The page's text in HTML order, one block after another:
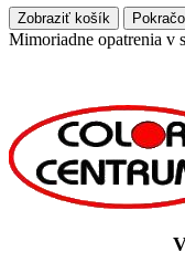
Zobraziť košík
Mimoriadne opatrenia v